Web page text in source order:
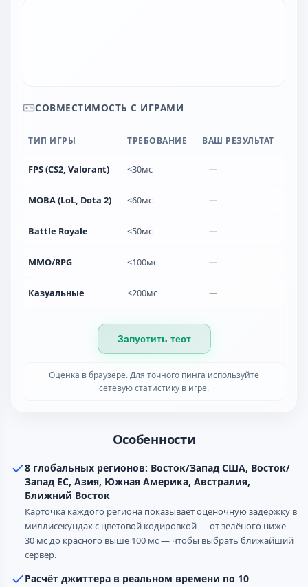
СОВМЕСТИМОСТЬ С ИГРАМИ
ТИП ИГРЫ ТРЕБОВАНИЕ ВАШ РЕЗУЛЬТАТ
FPS (CS2, Valorant) <30мс —
MOBA (LoL, Dota 2) <60мс —
Battle Royale <50мс —
MMO/RPG <100мс —
Казуальные <200мс —
Запустить тест
Оценка в браузере. Для точного пинга используйте
сетевую статистику в игре.
Особенности
8 глобальных регионов: Восток/Запад США, Восток/
Запад ЕС, Азия, Южная Америка, Австралия,
Ближний Восток
Карточка каждого региона показывает оценочную задержку в
миллисекундах с цветовой кодировкой — от зелёного ниже
30 мс до красного выше 100 мс — чтобы выбрать ближайший
сервер.
Расчёт джиттера в реальном времени по 10